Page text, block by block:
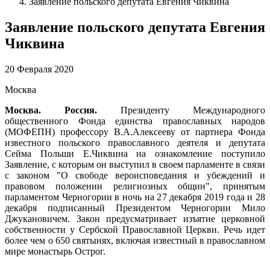
Заявление польского депутата Евгения
Чиквина
20 Февраля 2020
Москва
Москва. Россия. Президенту Международного
общественного Фонда единства православных народов
(МОФЕПН) профессору В.А.Алексееву от партнера Фонда
известного польского православного деятеля и депутата
Сейма Польши Е.Чиквина на ознакомление поступило
Заявление, с которым он выступил в своем парламенте в связи
с законом "О свободе вероисповедания и убеждений и
правовом положении религиозных общин", принятым
парламентом Черногории в ночь на 27 декабря 2019 года и 28
декабря подписанный Президентом Черногории Мило
Джукановичем. Закон предусматривает изъятие церковной
собственности у Сербской Православной Церкви. Речь идет
более чем о 650 святынях, включая известный в православном
мире монастырь Острог.